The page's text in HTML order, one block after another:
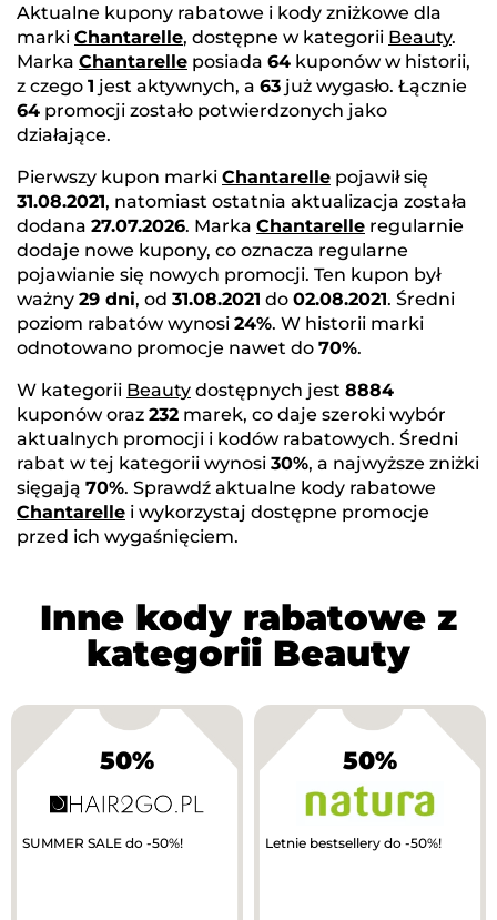
Aktualne kupony rabatowe i kody zniżkowe dla
marki Chantarelle, dostępne w kategorii Beauty.
Marka Chantarelle posiada 64 kuponów w historii,
z czego 1 jest aktywnych, a 63 już wygasło. Łącznie
64 promocji zostało potwierdzonych jako
działające.
Pierwszy kupon marki Chantarelle pojawił się
31.08.2021, natomiast ostatnia aktualizacja została
dodana 27.07.2026. Marka Chantarelle regularnie
dodaje nowe kupony, co oznacza regularne
pojawianie się nowych promocji. Ten kupon był
ważny 29 dni, od 31.08.2021 do 02.08.2021. Średni
poziom rabatów wynosi 24%. W historii marki
odnotowano promocje nawet do 70%.
W kategorii Beauty dostępnych jest 8884
kuponów oraz 232 marek, co daje szeroki wybór
aktualnych promocji i kodów rabatowych. Średni
rabat w tej kategorii wynosi 30%, a najwyższe zniżki
sięgają 70%. Sprawdź aktualne kody rabatowe
Chantarelle i wykorzystaj dostępne promocje
przed ich wygaśnięciem.
Inne kody rabatowe z
kategorii Beauty
50%
SUMMER SALE do -50%!
50%
Letnie bestsellery do -50%!